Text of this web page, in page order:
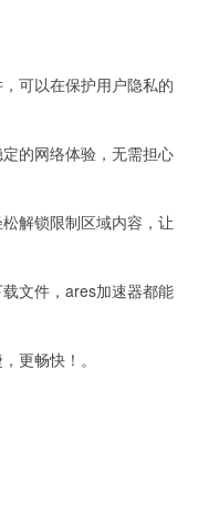
可以在保护用户隐私的
的网络体验，无需担心
解锁限制区域内容，让
文件，ares加速器都能
更畅快！。